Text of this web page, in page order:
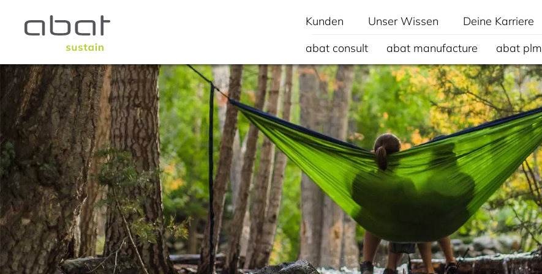
Kunden Unser Wissen Deine Karriere
abat consult
abat manufacture abat plm